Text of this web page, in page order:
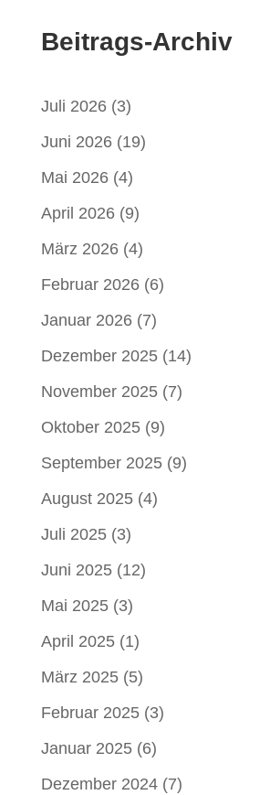
Beitrags-Archiv
Juli 2026(3)
Juni 2026(19)
Mai 2026(4)
April 2026(9)
März 2026(4)
Februar 2026(6)
Januar 2026(7)
Dezember 2025(14)
November 2025(7)
Oktober 2025(9)
September 2025(9)
August 2025(4)
Juli 2025(3)
Juni 2025(12)
Mai 2025(3)
April 2025(1)
März 2025(5)
Februar 2025(3)
Januar 2025(6)
Dezember 2024(7)